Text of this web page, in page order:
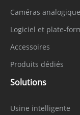
Caméras
Logiciel et plate-
Accessoires
Produits dédiés
Solutions
Usine intelligente